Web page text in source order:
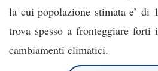
la cui popolazione stimata e’
trova spesso a fronteggiare forti
cambiamenti climatici.